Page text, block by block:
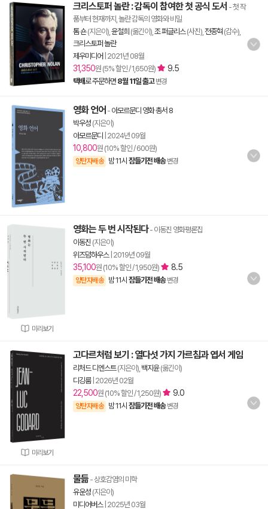
크리스토퍼 놀란 : 감독이 참여한 첫 공식 도서 - 첫 작
품부터 현재까지, 놀란 감독의 영화와 비밀
톰 숀(지은이), 윤철희 (옮긴이), 조 퍼글리스(사진), 전종혁 (감수),
크리스토퍼 놀란
제우미디어 2021년 08월
31,350원 (5% 할인 / 1,650원) 9.5
택배로 주문하면 8월 11일 출고 변경
영화 언어 - 아모르문디 영화 총서 8
박우성 (지은이)
아모르문디
2024년 09월
10,800원 (10% 할인 / 600원)
양탄자배송 밤 11시 잠들기전 배송 변경
미리보기
영화는 두 번 시작된다- 이동진 영화평론집
이동진 (지은이)
위즈덤하우스| 2019년 09월
35,100원 (10% 할인 / 1,950원) 8.5
양탄자배송 밤 11시 잠들기전 배송 변경
미리보기
고다르처럼 보기 : 열다섯 가지 가르침과 엽서 게임
리처드 디엔스트(지은이), 백지윤(옮긴이)
디깅룸| 2026년 02월
22,500원 (10% 할인 / 1,250원) 9.0
양탄자배송 밤 11시 잠들기전 배송 변경
물듦 - 상호감염의 미학
유운성 (지은이)
미디어버스| 2025년 03월